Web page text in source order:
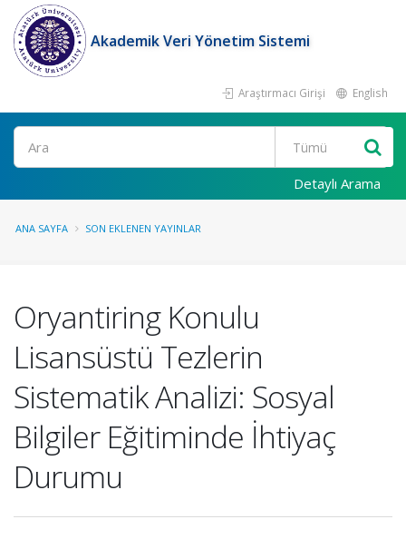
Akademik Veri Yönetim Sistemi
Araştırmacı Girişi English
Ara
Detaylı Arama
ANA SAYFA SON EKLENEN YAYINLAR
Oryantiring Konulu
Lisansüstü Tezlerin
Sistematik Analizi: Sosyal
Bilgiler Eğitiminde İhtiyaç
Durumu